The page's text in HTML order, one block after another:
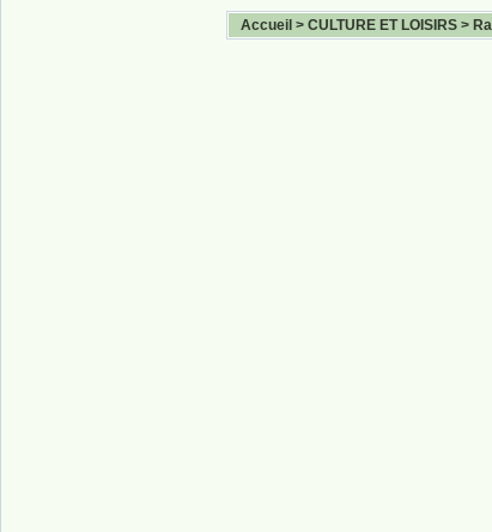
Accueil > CULTURE ET LOISIRS >